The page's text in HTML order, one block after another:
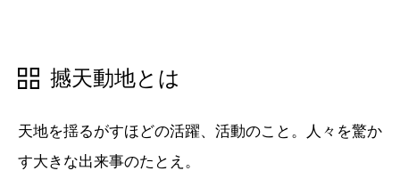
撼天動地とは
天地を揺るがすほどの活躍、活動のこと。人々を驚か
す大きな出来事のたとえ。